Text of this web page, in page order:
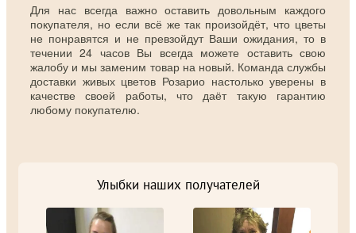
Для нас всегда важно оставить довольным каждого
покупателя, но если всё же так произойдёт, что цветы
не понравятся и не превзойдут Ваши ожидания, то в
течении 24 часов Вы всегда можете оставить свою
жалобу и мы заменим товар на новый. Команда службы
доставки живых цветов Розарио настолько уверены в
качестве своей работы, что даёт такую гарантию
любому покупателю.
Улыбки наших получателей